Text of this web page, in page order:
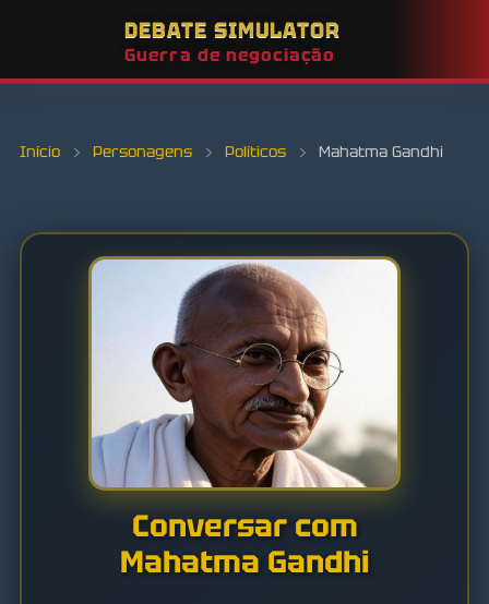
DEBATE SIMULATOR
Guerra de negociação
Início › Personagens › Políticos › Mahatma Gandhi
Conversar com
Mahatma Gandhi